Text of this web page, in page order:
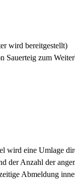
wird bereitgestellt)
zum
wird eine Umlage
der Anzahl der
Abmeldung